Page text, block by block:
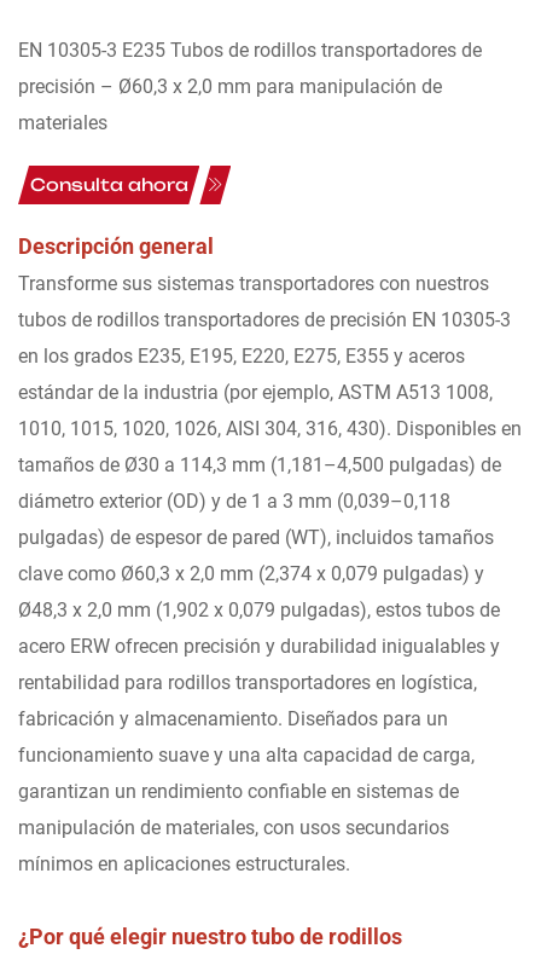
EN 10305-3 E235 Tubos de rodillos transportadores de
precisión – Ø60,3 x 2,0 mm para manipulación de
materiales
Consulta ahora
Descripción general
Transforme sus sistemas transportadores con nuestros
tubos de rodillos transportadores de precisión EN 10305-3
en los grados E235, E195, E220, E275, E355 y aceros
estándar de la industria (por ejemplo, ASTM A513 1008,
1010, 1015, 1020, 1026, AISI 304, 316, 430). Disponibles en
tamaños de Ø30 a 114,3 mm (1,181–4,500 pulgadas) de
diámetro exterior (OD) y de 1 a 3 mm (0,039–0,118
pulgadas) de espesor de pared (WT), incluidos tamaños
clave como Ø60,3 x 2,0 mm (2,374 x 0,079 pulgadas) y
Ø48,3 x 2,0 mm (1,902 x 0,079 pulgadas), estos tubos de
acero ERW ofrecen precisión y durabilidad inigualables y
rentabilidad para rodillos transportadores en logística,
fabricación y almacenamiento. Diseñados para un
funcionamiento suave y una alta capacidad de carga,
garantizan un rendimiento confiable en sistemas de
manipulación de materiales, con usos secundarios
mínimos en aplicaciones estructurales.
¿Por qué elegir nuestro tubo de rodillos